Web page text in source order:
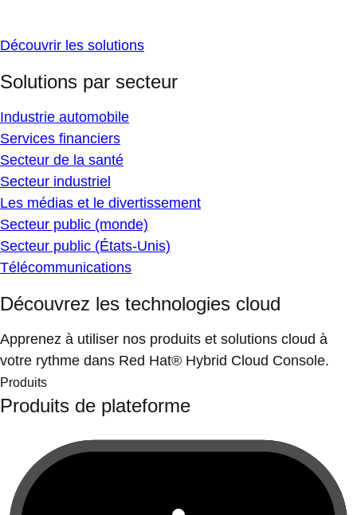
Découvrir les solutions
Solutions par secteur
Industrie automobile
Services financiers
Secteur de la santé
Secteur industriel
Les médias et le divertissement
Secteur public (monde)
Secteur public (États-Unis)
Télécommunications
Découvrez les technologies cloud
Apprenez à utiliser nos produits et solutions cloud à
votre rythme dans Red Hat® Hybrid Cloud Console.
Produits
Produits de plateforme